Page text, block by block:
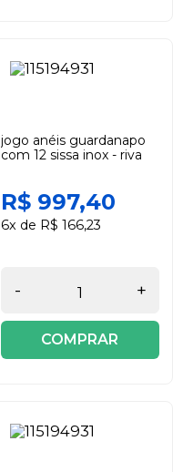
jogo anéis guardanapo
com 12 sissa inox - riva
R$ 997,40
6x de R$ 166,23
- +
COMPRAR